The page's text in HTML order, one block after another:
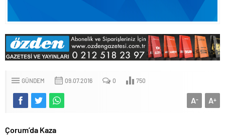
GÜNDEM 09.07.2016 0 750
A+
A-
Çorum’da Kaza